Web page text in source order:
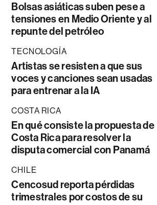
Bolsas asiáticas suben pese a
tensiones en Medio Oriente y al
repunte del petróleo
TECNOLOGÍA
Artistas se resisten a que sus
voces y canciones sean usadas
para entrenar a la IA
COSTA RICA
En qué consiste la propuesta de
Costa Rica para resolver la
disputa comercial con Panamá
CHILE
Cencosud reporta pérdidas
trimestrales por costos de su